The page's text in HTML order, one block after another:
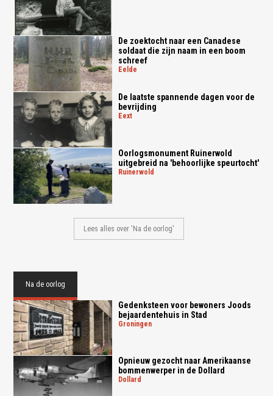
De zoektocht naar een Canadese
soldaat die zijn naam in een boom
schreef
eelde
De laatste spannende dagen voor de
bevrijding
eext
Oorlogsmonument Ruinerwold
uitgebreid na 'behoorlijke speurtocht'
ruinerwold
Lees alles over 'Na de oorlog'
Na de oorlog
Gedenksteen voor bewoners Joods
bejaardentehuis in Stad
groningen
Opnieuw gezocht naar Amerikaanse
bommenwerper in de Dollard
dollard